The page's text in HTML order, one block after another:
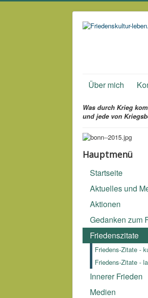
Über mich
Was durch Krieg
und jede von
Hauptmenü
Startseite
Aktuelles und
Aktionen
Gedanken zum
Friedenszitate
Friedens-Zitate -
Friedens-Zitate -
Innerer Frieden
Medien